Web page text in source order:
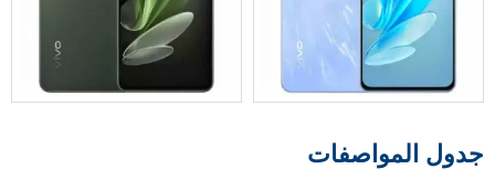
جدول المواصفات